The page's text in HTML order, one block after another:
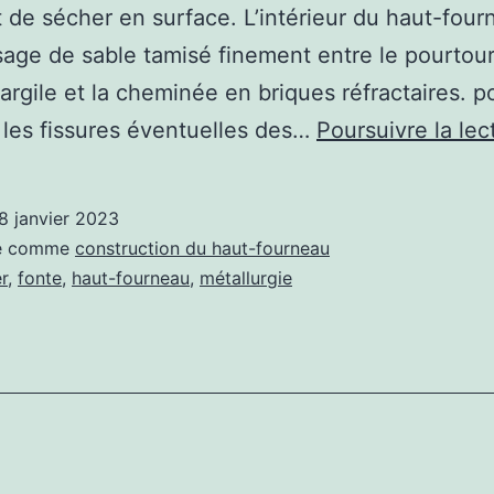
de sécher en surface. L’intérieur du haut-
de sable tamisé finement entre le
et la cheminée en briques réfractaires.
fissures éventuelles des… Poursuivre la
janvier 2023
comme construction du haut-fourneau
, fonte, haut-fourneau, métallurgie